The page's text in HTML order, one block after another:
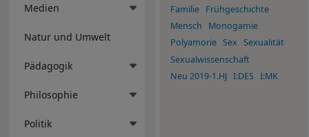
Medien
Natur und Umwelt
Pädagogik
Philosophie
Politik
Familie
Frühgeschichte
Mensch
Monogamie
Polyamorie Sex
Sexualität
Sexualwissenschaft
Neu 2019-1.HJ I:DES I:MK